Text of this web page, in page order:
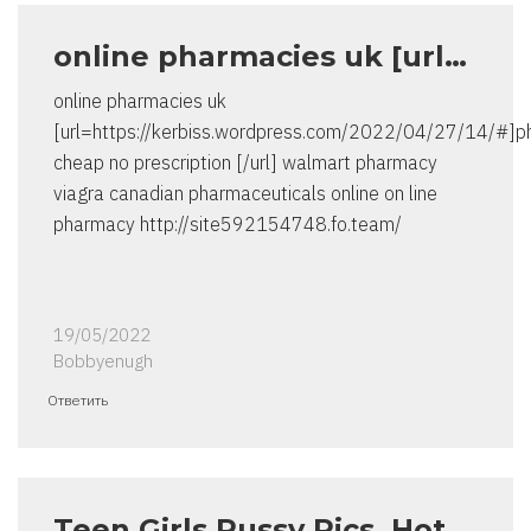
online pharmacies uk [url…
online pharmacies uk
[url=https://kerbiss.wordpress.com/2022/04/27/14/
cheap no prescription [/url] walmart pharmacy
viagra canadian pharmaceuticals online on line
pharmacy http://site592154748.fo.team/
19/05/2022
Bobbyenugh
Ответить